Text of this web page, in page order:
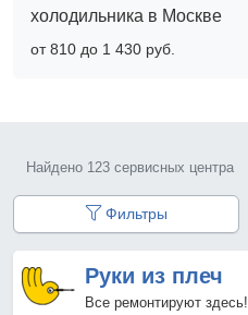
холодильника в Москве
от 810 до 1 430 pyб.
Найдено 123 сервисных центра
Фильтры
Руки из плеч
Все ремонтируют здесь!